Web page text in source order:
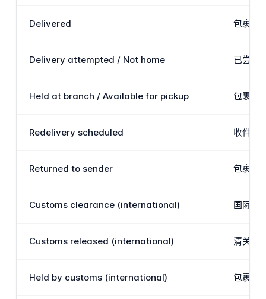
Delivered 包裹已
Delivery attempted / Not home 已尝试
Held at branch / Available for pickup 包裹在
Redelivery scheduled 收件人
Returned to sender 包裹在
Customs clearance (international) 国际货
Customs released (international) 清关已
Held by customs (international) 包裹被